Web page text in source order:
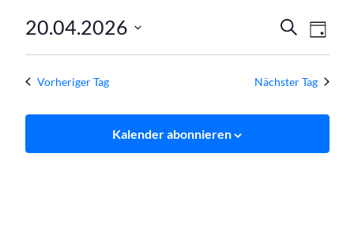
April
2026
Suche
und
SucheTag
20.04.2026
Vorheriger Tag Nächster Tag
Kalender abonnieren